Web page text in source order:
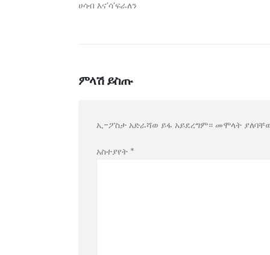
ሀሳብ እና’ሳ’ፍራለን
ምላሽ ይስጡ
ኢ-ፖስታ አድራሻወ ይፋ አይደረግም። መሞላት
አስተያየት *